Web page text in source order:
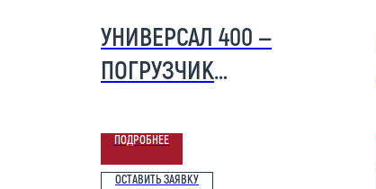
УНИВЕРСАЛ 400 —
ПОГРУЗЧИК
ФРОНТАЛЬНЫЙ
UNIVERSAL 400
ПОДРОБНЕЕ
ОСТАВИТЬ ЗАЯВКУ